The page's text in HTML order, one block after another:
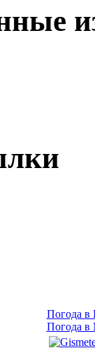
Погода в
Погода в